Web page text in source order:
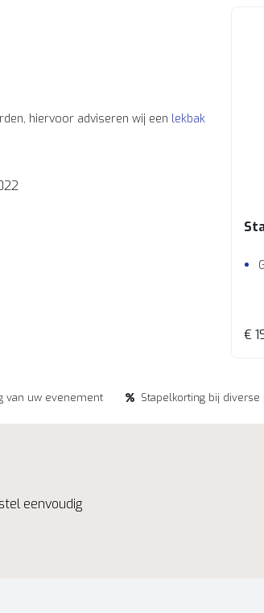
hiervoor adviseren wij een lekbak
€
van uw evenement Stapelkorting bij
eenvoudig